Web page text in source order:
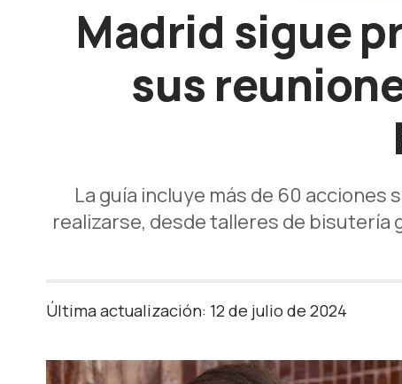
Madrid sigue
sus
La guía incluye más de 60
realizarse, desde talleres de bisutería
Última actualización: 12 de julio de 2024